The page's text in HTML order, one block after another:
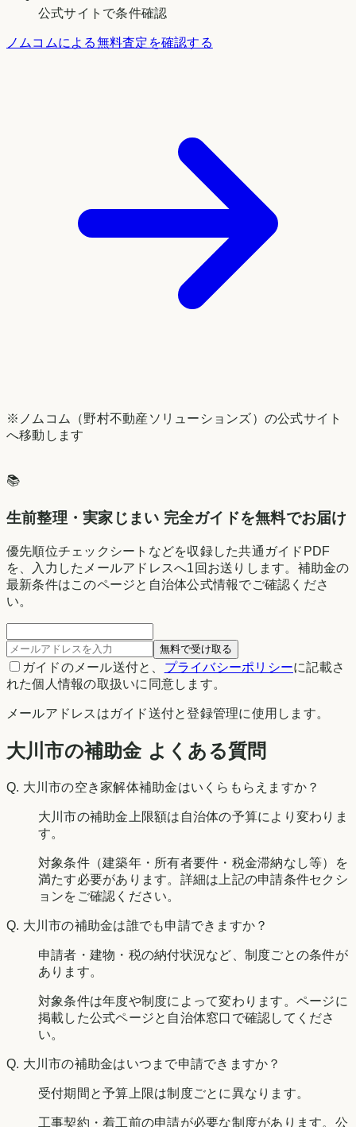
公式サイトで条件確認
ノムコムによる無料査定を確認する
※ノムコム（野村不動産ソリューションズ）の公式サイト
へ移動します
📚
生前整理・実家じまい 完全ガイドを無料でお届け
優先順位チェックシートなどを収録した共通ガイドPDF
を、入力したメールアドレスへ1回お送りします。補助金の
最新条件はこのページと自治体公式情報でご確認くださ
い。
無料で受け取る
ガイドのメール送付と、 プライバシーポリシーに記載さ
れた個人情報の取扱いに同意します。
メールアドレスはガイド送付と登録管理に使用します。
大川市の補助金 よくある質問
Q. 大川市の空き家解体補助金はいくらもらえますか？
大川市の補助金上限額は自治体の予算により変わりま
す。
対象条件（建築年・所有者要件・税金滞納なし等）を
満たす必要があります。詳細は上記の申請条件セクシ
ョンをご確認ください。
Q. 大川市の補助金は誰でも申請できますか？
申請者・建物・税の納付状況など、制度ごとの条件が
あります。
対象条件は年度や制度によって変わります。ページに
掲載した公式ページと自治体窓口で確認してくださ
い。
Q. 大川市の補助金はいつまで申請できますか？
受付期間と予算上限は制度ごとに異なります。
工事契約・着工前の申請が必要な制度があります。公